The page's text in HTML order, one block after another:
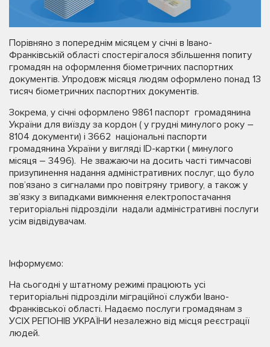
Порівняно з попереднім місяцем у січні в Івано-
Франківській області спостерігалося збільшення попиту
громадян на оформлення біометричних паспортних
документів. Упродовж місяця людям оформлено понад 13
тисяч біометричних паспортних документів.
Зокрема, у січні оформлено 9861 паспорт громадянина
України для виїзду за кордон ( у грудні минулого року –
8104 документи) і 3662 національні паспорти
громадянина України у вигляді ID-картки ( минулого
місяця – 3496). Не зважаючи на досить часті тимчасові
призупинення надання адміністративних послуг, що було
пов’язано з сигналами про повітряну тривогу, а також у
зв’язку з випадками вимкнення електропостачання
територіальні підрозділи надали адміністративні послуги
усім відвідувачам.
Інформуємо:
На сьогодні у штатному режимі працюють усі
територіальні підрозділи міграційної служби Івано-
Франківської області. Надаємо послуги громадянам з
УСІХ РЕГІОНІВ УКРАЇНИ незалежно від місця реєстрації
людей.